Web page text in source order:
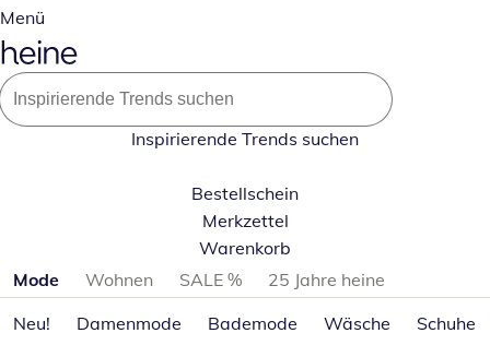
Menü
Inspirierende Trends suchen
Bestellschein
Merkzettel
Warenkorb
Produktkategorien überspringen
Mode Wohnen SALE %
25 Jahre heine
Neu!
Damenmode Bademode Wäsche Schuhe